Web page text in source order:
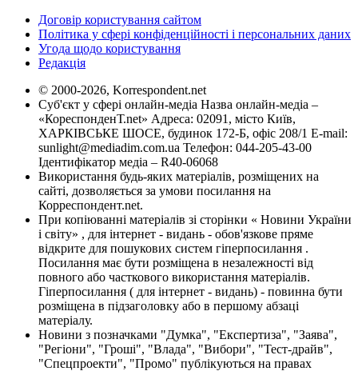
Договір користування сайтом
Політика у сфері конфіденційності і персональних даних
Угода щодо користування
Редакція
© 2000-2026, Korrespondent.net
Суб'єкт у сфері онлайн-медіа Назва онлайн-медіа –
«КореспонденТ.net» Адреса: 02091, місто Київ,
ХАРКІВСЬКЕ ШОСЕ, будинок 172-Б, офіс 208/1 E-mail:
sunlight@mediadim.com.ua Телефон: 044-205-43-00
Ідентифікатор медіа – R40-06068
Використання будь-яких матеріалів, розміщених на
сайті, дозволяється за умови посилання на
Корреспондент.net.
При копіюванні матеріалів зі сторінки « Новини України
і світу» , для інтернет - видань - обов'язкове пряме
відкрите для пошукових систем гіперпосилання .
Посилання має бути розміщена в незалежності від
повного або часткового використання матеріалів.
Гіперпосилання ( для інтернет - видань) - повинна бути
розміщена в підзаголовку або в першому абзаці
матеріалу.
Новини з позначками "Думка", "Експертиза", "Заява",
"Регіони", "Гроші", "Влада", "Вибори", "Тест-драйв",
"Спецпроекти", "Промо" публікуються на правах